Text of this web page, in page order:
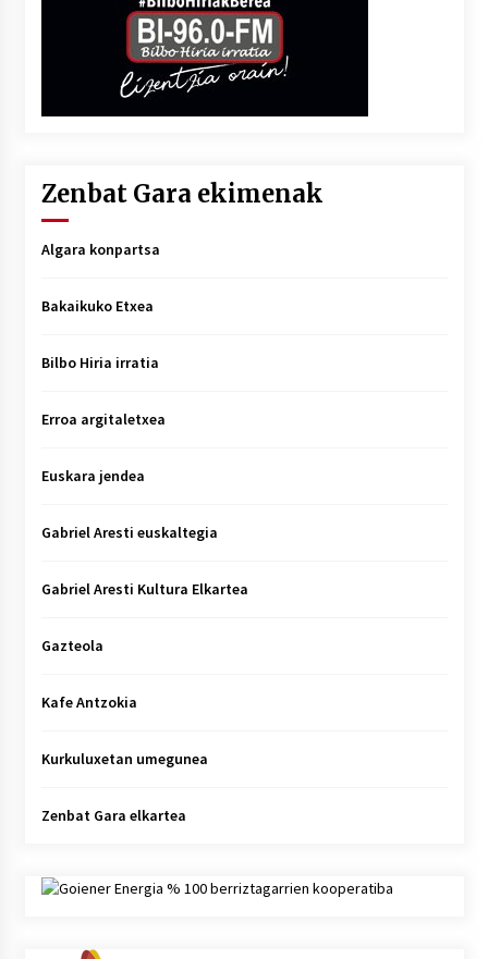
Zenbat Gara ekimenak
Algara konpartsa
Bakaikuko Etxea
Bilbo Hiria irratia
Erroa argitaletxea
Euskara jendea
Gabriel Aresti euskaltegia
Gabriel Aresti Kultura Elkartea
Gazteola
Kafe Antzokia
Kurkuluxetan umegunea
Zenbat Gara elkartea